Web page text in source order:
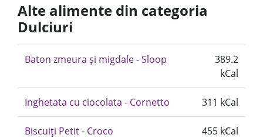
Alte alimente din categoria
Dulciuri
Baton zmeura și migdale - Sloop
389.2
kCal
Inghetata cu ciocolata - Cornetto 311 kCal
Biscuiți Petit - Croco 455 kCal